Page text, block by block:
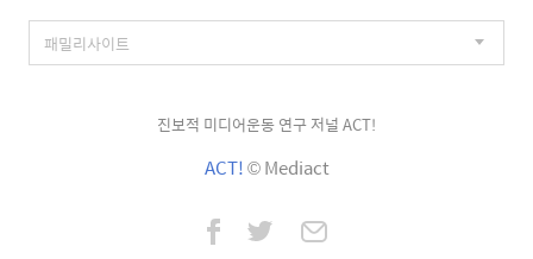
진보적 미디어운동 연구 저널 ACT!
ACT!© Mediact